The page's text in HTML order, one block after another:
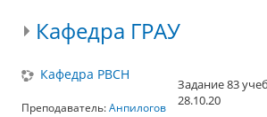
Кафедра ГРАУ
Кафедра РВСН
Задание 83
28.10.20
Преподаватель:Анпилогов